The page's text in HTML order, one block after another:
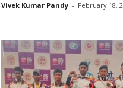
Vivek Kumar Pandy - February 18,